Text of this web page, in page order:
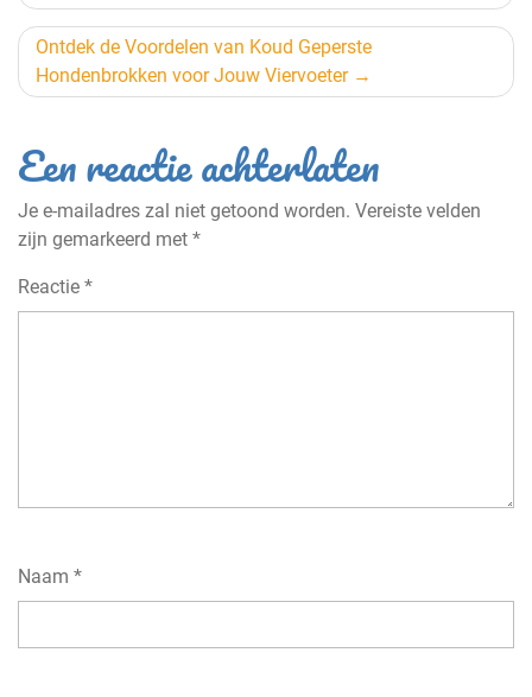
Ontdek de Voordelen van Koud Geperste
Hondenbrokken voor Jouw Viervoeter
Een reactie achterlaten
Je e-mailadres zal niet getoond worden. Vereiste velden
zijn gemarkeerd met *
Reactie *
Naam *